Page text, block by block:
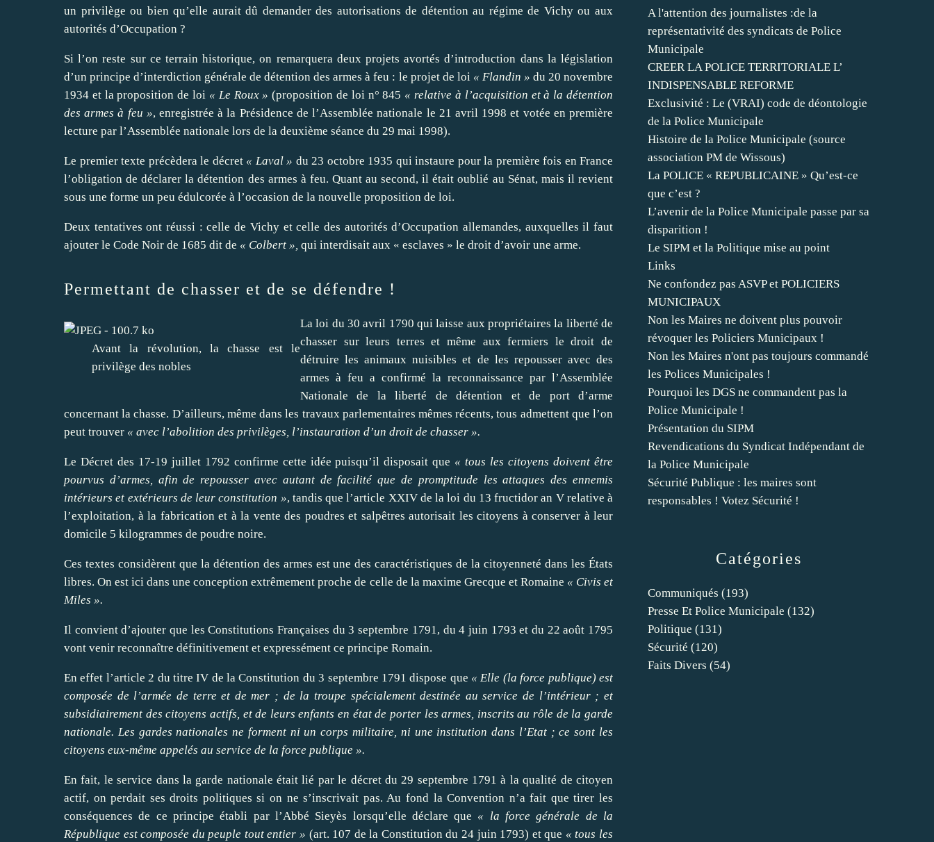
un privilège ou bien qu’elle aurait dû demander des autorisations de détention au régime de Vichy ou aux
autorités d’Occupation ?
Si l’on reste sur ce terrain historique, on remarquera deux projets avortés d’introduction dans la législation
d’un principe d’interdiction générale de détention des armes à feu : le projet de loi « Flandin » du 20 novembre
1934 et la proposition de loi « Le Roux » (proposition de loi n° 845 « relative à l’acquisition et à la détention
des armes à feu »,enregistrée à la Présidence de l’Assemblée nationale le 21 avril 1998 et votée en première
lecture par l’Assemblée nationale lors de la deuxième séance du 29 mai 1998).
Le premier texte précèdera le décret « Laval » du 23 octobre 1935 qui instaure pour la première fois en France
l’obligation de déclarer la détention des armes à feu. Quant au second, il était oublié au Sénat, mais il revient
sous une forme un peu édulcorée à l’occasion de la nouvelle proposition de loi.
Deux tentatives ont réussi : celle de Vichy et celle des autorités d’Occupation allemandes, auxquelles il faut
ajouter le Code Noir de 1685 dit de « Colbert », qui interdisait aux « esclaves » le droit d’avoir une arme.
Permettant de chasser et de se défendre !
Avant la révolution, la chasse est le
privilège des nobles
La loi du 30 avril 1790 qui laisse aux propriétaires la liberté de
chasser sur leurs terres et même aux fermiers le droit de
détruire les animaux nuisibles et de les repousser avec des
armes à feu a confirmé la reconnaissance par l’Assemblée
Nationale de la liberté de détention et de port d’arme
concernant la chasse. D’ailleurs, même dans les travaux parlementaires mêmes récents, tous admettent que l’on
peut trouver « avec l’abolition des privilèges, l’instauration d’un droit de chasser ».
Le Décret des 17-19 juillet 1792 confirme cette idée puisqu’il disposait que « tous les citoyens doivent être
pourvus d’armes, afin de repousser avec autant de facilité que de promptitude les attaques des ennemis
intérieurs et extérieurs de leur constitution », tandis que l’article XXIV de la loi du 13 fructidor an V relative à
l’exploitation, à la fabrication et à la vente des poudres et salpêtres autorisait les citoyens à conserver à leur
domicile 5 kilogrammes de poudre noire.
Ces textes considèrent que la détention des armes est une des caractéristiques de la citoyenneté dans les États
libres. On est ici dans une conception extrêmement proche de celle de la maxime Grecque et Romaine « Civis et
Miles ».
Il convient d’ajouter que les Constitutions Françaises du 3 septembre 1791, du 4 juin 1793 et du 22 août 1795
vont venir reconnaître définitivement et expressément ce principe Romain.
En effet l’article 2 du titre IV de la Constitution du 3 septembre 1791 dispose que « Elle (la force publique) est
composée de l’armée de terre et de mer ; de la troupe spécialement destinée au service de l’intérieur ; et
subsidiairement des citoyens actifs, et de leurs enfants en état de porter les armes, inscrits au rôle de la garde
nationale. Les gardes nationales ne forment ni un corps militaire, ni une institution dans l’Etat ; ce sont les
citoyens eux-même appelés au service de la force publique ».
En fait, le service dans la garde nationale était lié par le décret du 29 septembre 1791 à la qualité de citoyen
actif, on perdait ses droits politiques si on ne s’inscrivait pas. Au fond la Convention n’a fait que tirer les
conséquences de ce principe établi par l’Abbé Sieyès lorsqu’elle déclare que « la force générale de la
République est composée du peuple tout entier » (art. 107 de la Constitution du 24 juin 1793) et que « tous les
Catégories
Communiqués (193)
Presse Et Police Municipale (132)
Politique (131)
Sécurité (120)
Faits Divers (54)
A l'attention des journalistes :de la
représentativité des syndicats de Police
Municipale
CREER LA POLICE TERRITORIALE L’
INDISPENSABLE REFORME
Exclusivité : Le (VRAI) code de déontologie
de la Police Municipale
Histoire de la Police Municipale (source
association PM de Wissous)
La POLICE « REPUBLICAINE » Qu’est-ce
que c’est ?
L’avenir de la Police Municipale passe par sa
disparition !
Le SIPM et la Politique mise au point
Links
Ne confondez pas ASVP et POLICIERS
MUNICIPAUX
Non les Maires ne doivent plus pouvoir
révoquer les Policiers Municipaux !
Non les Maires n'ont pas toujours commandé
les Polices Municipales !
Pourquoi les DGS ne commandent pas la
Police Municipale !
Présentation du SIPM
Revendications du Syndicat Indépendant de
la Police Municipale
Sécurité Publique : les maires sont
responsables ! Votez Sécurité !